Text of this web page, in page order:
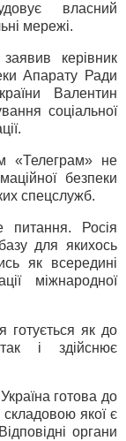
власний
мережі.
керівник
Апарату Ради
Валентин
соціальної
«Телеграм» не
безпеки
спецслужб.
питання. Росія
для якихось
як всередині
міжнародної
готується як до
і здійснює
готова до
складовою якої є
органи